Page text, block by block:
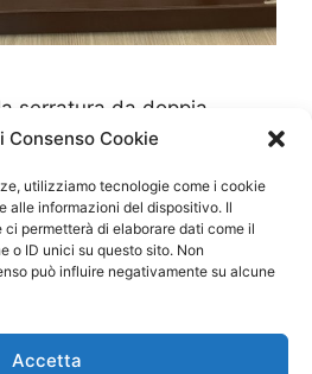
Consenso Cookie
utilizziamo tecnologie come i cookie
alle informazioni del dispositivo. Il
permetterà di elaborare dati come il
o ID unici su questo sito. Non
può influire negativamente su alcune
Accetta
serratura da doppia
è un intervento di
a doppia mappa,
vulnerabili a tecniche di
sofisticate come la
il video: Perché